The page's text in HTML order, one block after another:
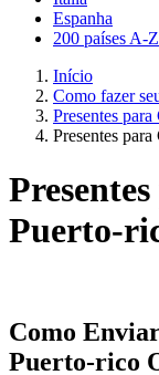
Espanha
200 países A-Z
Início
Como fazer
Presentes
Presentes
Puerto-
Como
Puerto-rico